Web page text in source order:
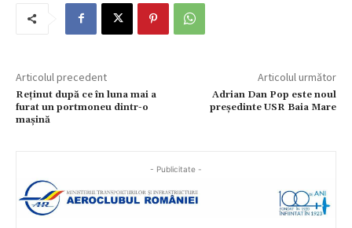
Articolul precedent
Reținut după ce în luna mai a
furat un portmoneu dintr-o
mașină
Articolul următor
Adrian Dan Pop este noul
președinte USR Baia Mare
- Publicitate -